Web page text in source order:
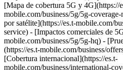
[Mapa de cobertura 5G y 4G](https://
mobile.com/business/5g/5g-
por satélite](https://es.t-mobile.com/
service) - [Impactos comerciales de
mobile.com/business/5g/5g-hq) -
(https://es.t-mobile.com/business/
[Cobertura internacional](https://es.t-
mobile.com/business/international-